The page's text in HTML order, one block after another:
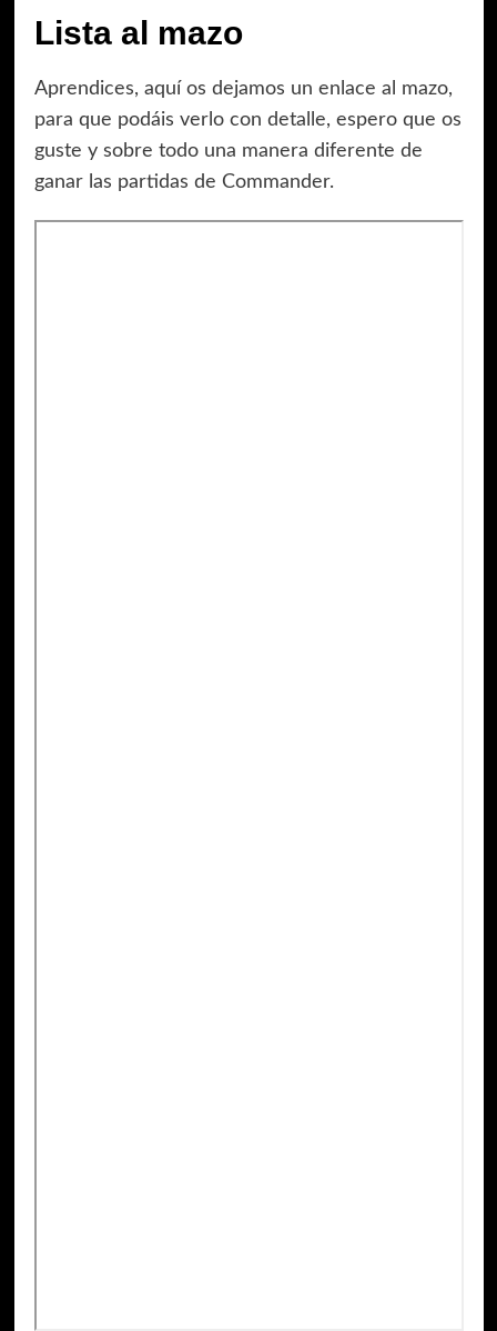
Lista al mazo
Aprendices, aquí os dejamos un enlace al mazo,
para que podáis verlo con detalle, espero que os
guste y sobre todo una manera diferente de
ganar las partidas de Commander.